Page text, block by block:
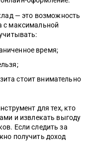
— это возможность
с максимальной
время;
стоит внимательно
для тех, кто
и извлекать выгоду
Если следить за
получить доход